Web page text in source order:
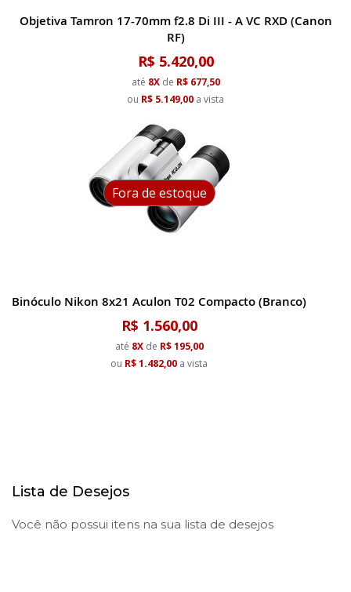
Objetiva Tamron 17-70mm f2.8 Di III - A VC RXD (Canon
RF)
R$ 5.420,00
até 8Xde R$ 677,50
ou R$ 5.149,00 a vista
Fora de estoque
Binóculo Nikon 8x21 Aculon T02 Compacto (Branco)
R$ 1.560,00
até 8Xde R$ 195,00
ou R$ 1.482,00 a vista
Lista de Desejos
Você não possui itens na sua lista de desejos